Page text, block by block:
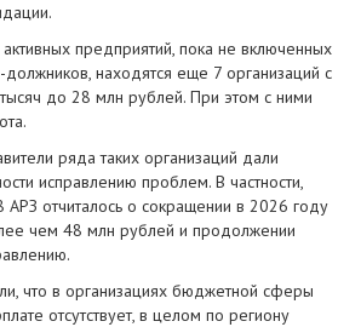
предприятий, пока не включенных
должников, находятся еще 7 организаций с
до 28 млн рублей. При этом с ними
ряда таких организаций дали
исправлению проблем. В частности,
отчиталось о сокращении в 2026 году
чем 48 млн рублей и продолжении
что в организациях бюджетной сферы
отсутствует, в целом по региону